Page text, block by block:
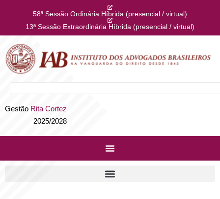
58ª Sessão Ordinária Híbrida (presencial / virtual)
13ª Sessão Extraordinária Híbrida (presencial / virtual)
Gestão Rita Cortez
2025/2028